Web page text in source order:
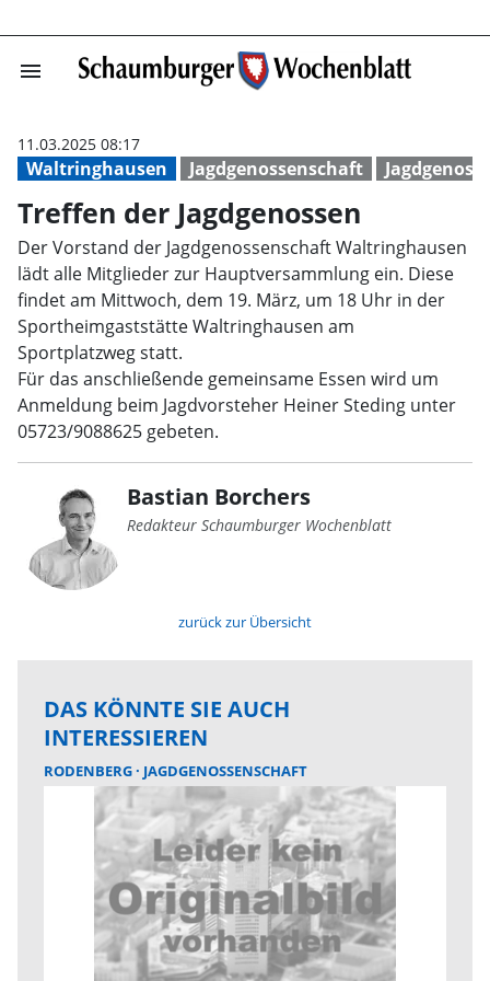
menu Treffen der
Waltringhausen Jagdgenossenschaft
11.03.2025 08:17
Treffen der Jagdgenossen
Der Vorstand der Jagdgenossenschaft Waltringhausen
lädt alle Mitglieder zur Hauptversammlung ein. Diese
findet am Mittwoch, dem 19. März, um 18 Uhr in der
Sportheimgaststätte Waltringhausen am
Sportplatzweg statt.
Für das anschließende gemeinsame Essen wird um
Anmeldung beim Jagdvorsteher Heiner Steding unter
05723/9088625 gebeten.
Bastian Borchers
Redakteur Schaumburger Wochenblatt
zurück zur Übersicht
DAS KÖNNTE SIE AUCH
INTERESSIEREN
RODENBERG JAGDGENOSSENSCHAFT